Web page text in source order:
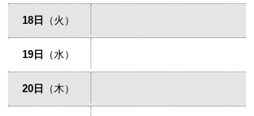
18日 （火）
19日 （水）
20日 （木）